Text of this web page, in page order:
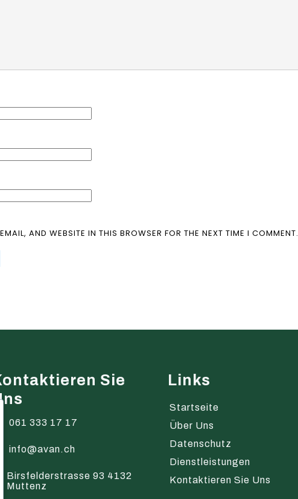
AND WEBSITE IN THIS BROWSER FOR THE NEXT TIME I COMMENT.
Sie
061 333 17 17
info@avan.ch
Birsfelderstrasse 93 4132
Muttenz
Links
Startseite
Über Uns
Datenschutz
Dienstleistungen
Kontaktieren Sie Uns